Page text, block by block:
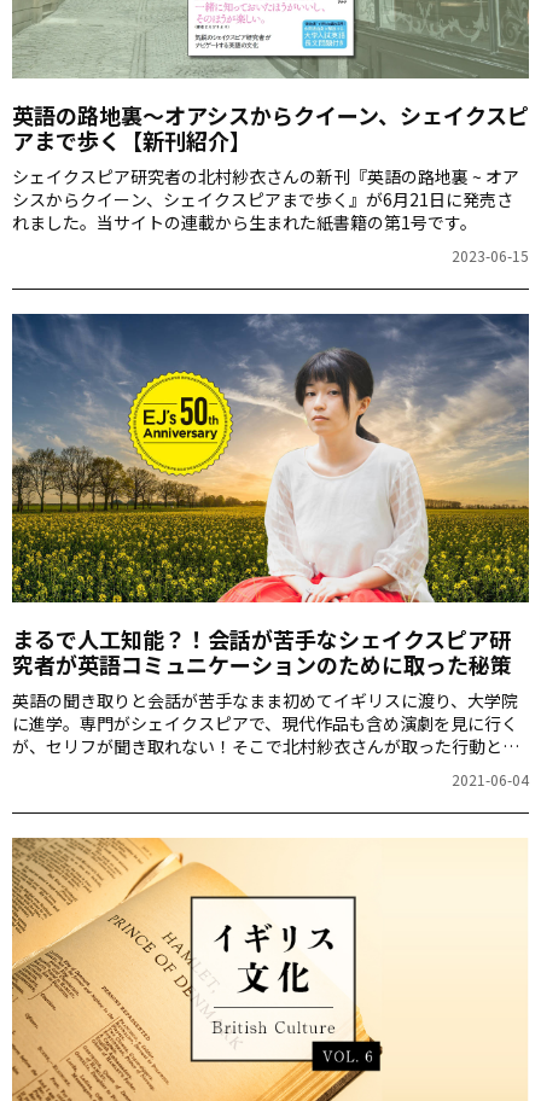
英語の路地裏～オアシスからクイーン、シェイクスピ
アまで歩く【新刊紹介】
シェイクスピア研究者の北村紗衣さんの新刊『英語の路地裏 ~ オア
シスからクイーン、シェイクスピアまで歩く』が6月21日に発売さ
れました。当サイトの連載から生まれた紙書籍の第1号です。
2023-06-15
まるで人工知能？！会話が苦手なシェイクスピア研
究者が英語コミュニケーションのために取った秘策
英語の聞き取りと会話が苦手なまま初めてイギリスに渡り、大学院
に進学。専門がシェイクスピアで、現代作品も含め演劇を見に行く
が、セリフが聞き取れない！そこで北村紗衣さんが取った行動と
2021-06-04